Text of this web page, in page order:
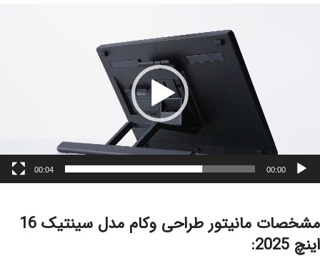
00:00
00:04
مشخصات مانیتور طراحی وکام مدل سینتیک 16
اینچ 2025: